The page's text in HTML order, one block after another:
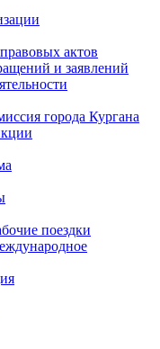
актов
и заявлений
города Кургана
поездки